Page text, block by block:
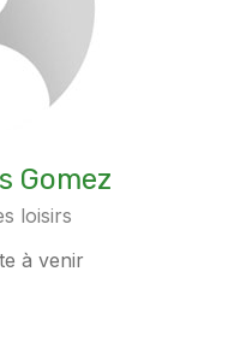
Gomez
loisirs
à venir